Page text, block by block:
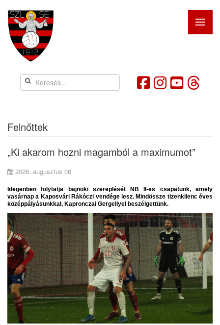
Felnőttek
„Ki akarom hozni magamból a maximumot”
2026. augusztus 08
Idegenben folytatja bajnoki szereplését NB II-es csapatunk, amely
vasárnap a Kaposvári Rákóczi vendége lesz. Mindössze tizenkilenc éves
középpályásunkkal, Kapronczai Gergellyel beszélgettünk.